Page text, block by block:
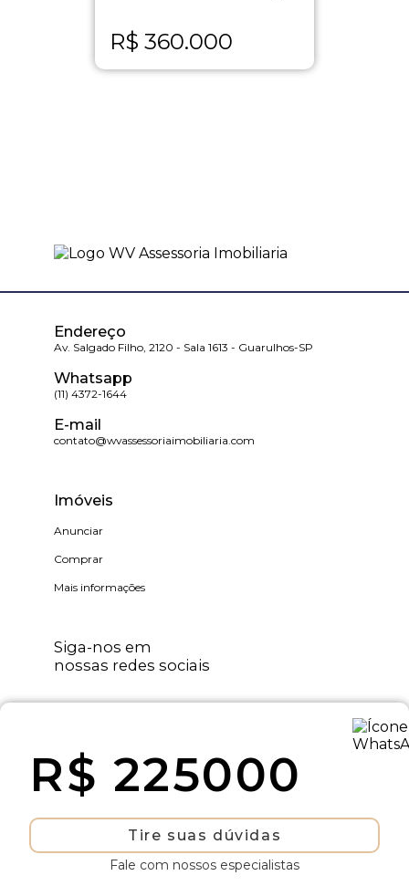
R$ 225000
Tire suas dúvidas
Fale com nossos especialistas
R$ 360.000
Endereço
Av. Salgado Filho, 2120 - Sala 1613 - Guarulhos-SP
Whatsapp
(11) 4372-1644
E-mail
contato@wvassessoriaimobiliaria.com
Imóveis
Anunciar
Comprar
Mais informações
Siga-nos em
nossas redes sociais
direitos reservados